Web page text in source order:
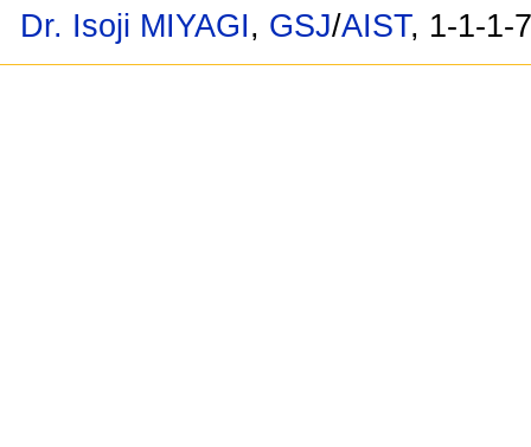
Dr. Isoji MIYAGI, GSJ/AIST, 1-1-1-